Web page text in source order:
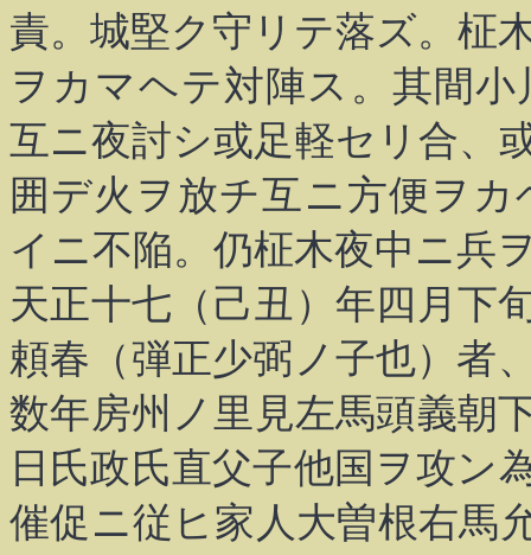
責。城堅ク守リテ落ズ。柾
ヲカマヘテ対陣ス。其間
互ニ夜討シ或足軽セリ合、
囲デ火ヲ放チ互ニ方便ヲ
イニ不陥。仍柾木夜中ニ兵
天正十七（己丑）年四月下
頼春（弾正少弼ノ子也）者
数年房州ノ里見左馬頭義朝
日氏政氏直父子他国ヲ攻ン
催促ニ従ヒ家人大曽根右馬